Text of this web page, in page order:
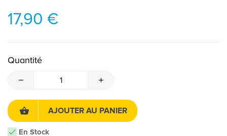
17,90 €
Quantité
AJOUTER AU PANIER
En Stock